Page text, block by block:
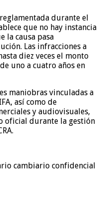
durante el
que no hay instancia
la causa pasa
Las infracciones a
diez veces el monto
uno a cuatro años en
maniobras vinculadas a
así como de
y audiovisuales,
oficial durante la gestión
cambiario confidencial